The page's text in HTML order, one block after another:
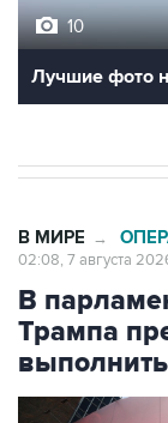
10
Лучшие фото
В МИРЕ →
02:08, 7 августа
В
Трампа